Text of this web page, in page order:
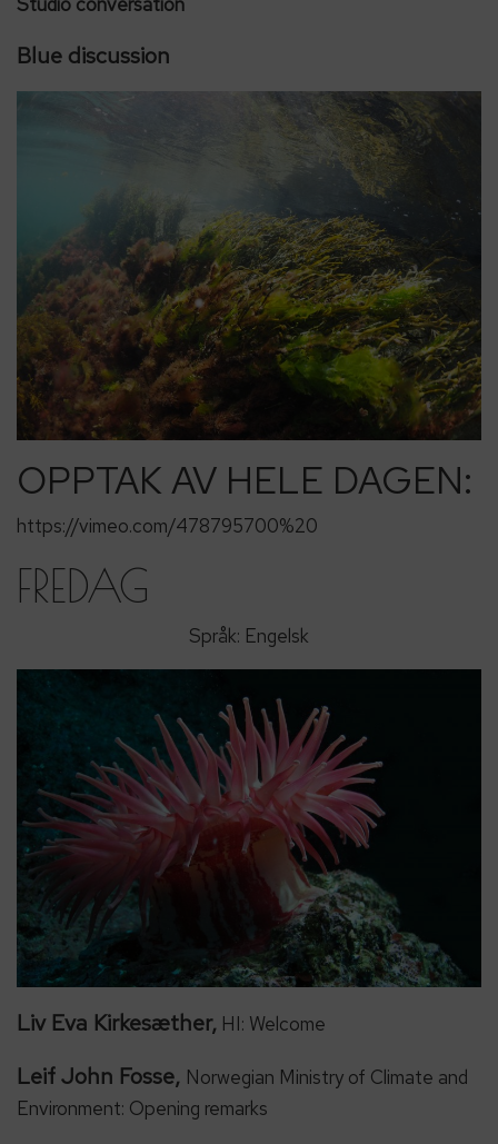
Blue discussion
OPPTAK AV HELE DAGEN:
https://vimeo.com/478795700%20
FREDAG
Språk: Engelsk
Liv Eva Kirkesæther, HI: Welcome
Leif John Fosse, Norwegian Ministry of Climate and
Environment: Opening remarks